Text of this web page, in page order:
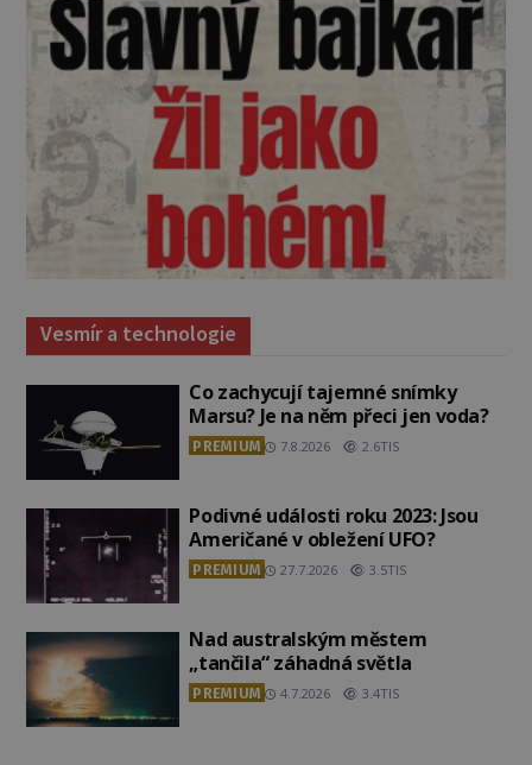
Vesmír a technologie
Co zachycují tajemné snímky
Marsu? Je na něm přeci jen voda?
PREMIUM 7.8.2026 2.6TIS
Podivné události roku 2023: Jsou
Američané v obležení UFO?
PREMIUM 27.7.2026 3.5TIS
Nad australským městem
„tančila“ záhadná světla
PREMIUM 4.7.2026 3.4TIS